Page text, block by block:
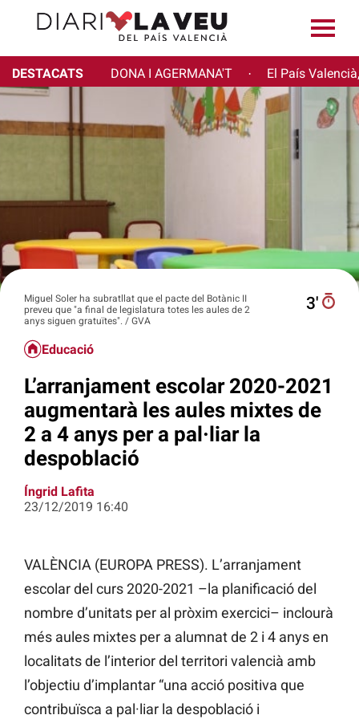
DESTACATS DONA I AGERMANA'T · El País
Miguel Soler ha subratllat que el pacte del Botànic II
preveu que "a final de legislatura totes les aules de 2
anys siguen gratuïtes". / GVA
3′
Educació
L’arranjament escolar 2020-2021
augmentarà les aules mixtes de
2 a 4 anys per a pal·liar la
despoblació
Íngrid Lafita
23/12/2019 16:40
VALÈNCIA (EUROPA PRESS). L’arranjament
escolar del curs 2020-2021 –la planificació del
nombre d’unitats per al pròxim exercici– inclourà
més aules mixtes per a alumnat de 2 i 4 anys en
localitats de l’interior del territori valencià amb
l’objectiu d’implantar “una acció positiva que
contribuïsca a pal·liar la despoblació i